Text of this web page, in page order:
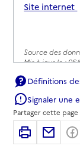
Site internet
Source des
Mis à jour le :
Service
Domusvi
Adresse
9 rue de
60200-
Définitions
Signaler une
Partager cette page
Imprimer